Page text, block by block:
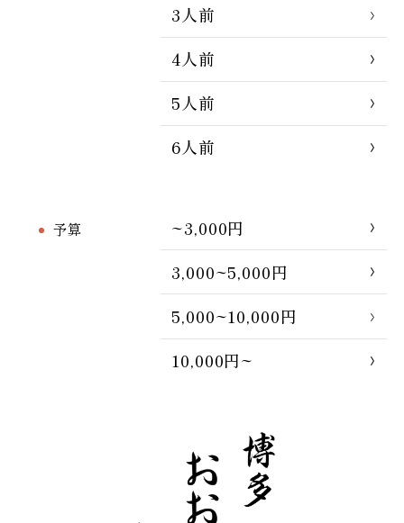
3人前
4人前
5人前
6人前
予算
~3,000円
3,000~5,000円
5,000~10,000円
10,000円~